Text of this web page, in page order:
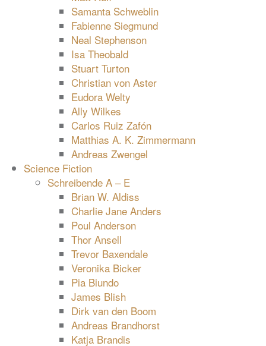
Samanta Schweblin
Fabienne Siegmund
Neal Stephenson
Isa Theobald
Stuart Turton
Christian von Aster
Eudora Welty
Ally Wilkes
Carlos Ruiz Zafón
Matthias A. K. Zimmermann
Andreas Zwengel
Science Fiction
Schreibende A – E
Brian W. Aldiss
Charlie Jane Anders
Poul Anderson
Thor Ansell
Trevor Baxendale
Veronika Bicker
Pia Biundo
James Blish
Dirk van den Boom
Andreas Brandhorst
Katja Brandis